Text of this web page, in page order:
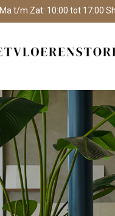
Ma t/m Zat: 10:00 tot 17:00